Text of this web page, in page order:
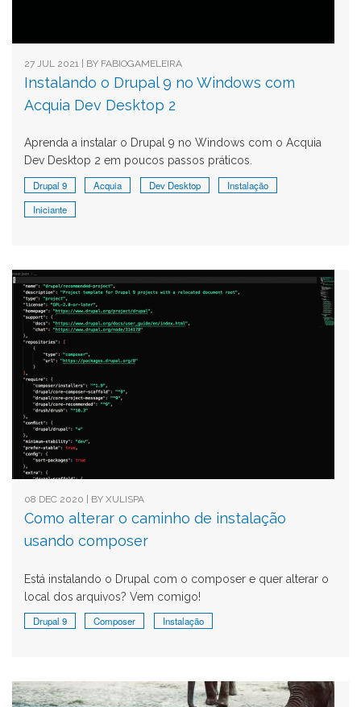
27 JUL 2021 | BY FABIOGAMELEIRA
Instalando o Drupal 9 no Windows com
Acquia Dev Desktop 2
Aprenda a instalar o Drupal 9 no Windows com o Acquia
Dev Desktop 2 em poucos passos práticos.
Drupal 9
Acquia Dev Desktop
Instalação
Iniciante
08 DEC 2020 | BY XULISPA
Como alterar o caminho de instalação
usando composer
Está instalando o Drupal com o composer e quer alterar o
local dos arquivos? Vem comigo!
Drupal 9
Composer Instalação